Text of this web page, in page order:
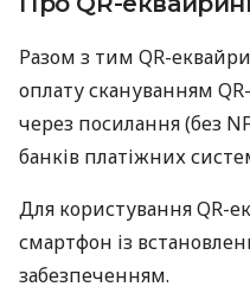
Разом з тим QR-
оплату скануванням
через посилання (без
банків платіжних
Для користування QR-
смартфон із
забезпеченням.